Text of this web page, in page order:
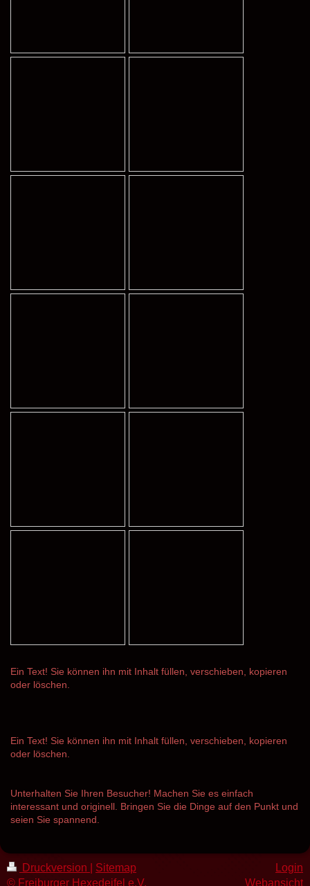
Ein Text! Sie können ihn mit Inhalt füllen, verschieben, kopieren
oder löschen.
Ein Text! Sie können ihn mit Inhalt füllen, verschieben, kopieren
oder löschen.
Unterhalten Sie Ihren Besucher! Machen Sie es einfach
interessant und originell. Bringen Sie die Dinge auf den Punkt und
seien Sie spannend.
Druckversion
Sitemap
© Freiburger Hexedeifel e.V.
Login
Webansicht